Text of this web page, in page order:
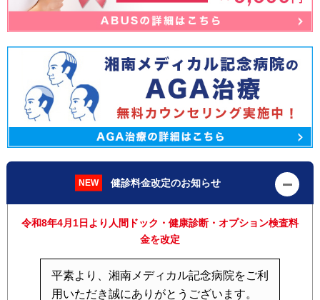
健診料金改定のお知らせ
令和8年4月1日より人間ドック・健康診断・オプション検査料
金を改定
平素より、湘南メディカル記念病院をご利
用いただき誠にありがとうございます。